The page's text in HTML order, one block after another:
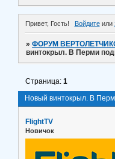
Привет, Гость! Войдитеили
»ФОРУМ
винтокрыл. В Перми
Новый винтокрыл. В
Страница:1
FlightTV
Новичок